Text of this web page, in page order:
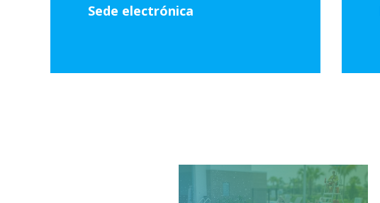
Sede electrónica